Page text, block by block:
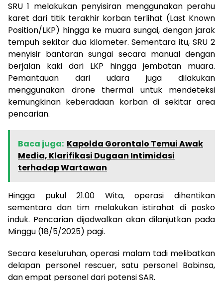
SRU 1 melakukan penyisiran menggunakan perahu
karet dari titik terakhir korban terlihat (Last Known
Position/LKP) hingga ke muara sungai, dengan jarak
tempuh sekitar dua kilometer. Sementara itu, SRU 2
menyisir bantaran sungai secara manual dengan
berjalan kaki dari LKP hingga jembatan muara.
Pemantauan dari udara juga dilakukan
menggunakan drone thermal untuk mendeteksi
kemungkinan keberadaan korban di sekitar area
pencarian.
Baca juga: Kapolda Gorontalo Temui Awak
Media, Klarifikasi Dugaan Intimidasi
terhadap Wartawan
Hingga pukul 21.00 Wita, operasi dihentikan
sementara dan tim melakukan istirahat di posko
induk. Pencarian dijadwalkan akan dilanjutkan pada
Minggu (18/5/2025) pagi.
Secara keseluruhan, operasi malam tadi melibatkan
delapan personel rescuer, satu personel Babinsa,
dan empat personel dari potensi SAR.